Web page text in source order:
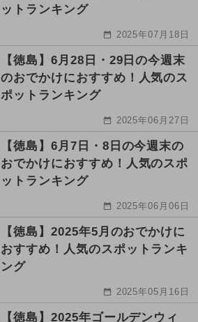
ットランキング
2025年07月18日
【徳島】6月28日・29日の今週末
のおでかけにおすすめ！人気のス
ポットランキング
2025年06月27日
【徳島】6月7日・8日の今週末の
おでかけにおすすめ！人気のスポ
ットランキング
2025年06月06日
【徳島】2025年5月のおでかけに
おすすめ！人気のスポットランキ
ング
2025年05月16日
【徳島】2025年ゴールデンウィ